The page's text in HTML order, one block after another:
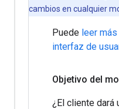
cambios en cualquier
Puede leer más
interfaz de
Objetivo del
¿El cliente dará